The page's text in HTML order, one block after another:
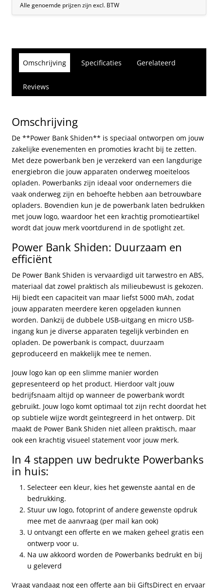
Alle genoemde prijzen zijn excl. BTW
Omschrijving Specificaties Gerelateerd
Reviews
Omschrijving
De **Power Bank Shiden** is speciaal ontworpen om jouw
zakelijke evenementen en promoties kracht bij te zetten.
Met deze powerbank ben je verzekerd van een langdurige
energiebron die jouw apparaten onderweg moeiteloos
opladen. Powerbanks zijn ideaal voor ondernemers die
vaak onderweg zijn en behoefte hebben aan betrouwbare
opladers. Bovendien kun je de powerbank laten bedrukken
met jouw logo, waardoor het een krachtig promotieartikel
wordt dat jouw merk voortdurend in de spotlight zet.
Power Bank Shiden: Duurzaam en
efficiënt
De Power Bank Shiden is vervaardigd uit tarwestro en ABS,
materiaal dat zowel praktisch als milieubewust is gekozen.
Hij biedt een capaciteit van maar liefst 5000 mAh, zodat
jouw apparaten meerdere keren opgeladen kunnen
worden. Dankzij de dubbele USB-uitgang en micro USB-
ingang kun je diverse apparaten tegelijk verbinden en
opladen. De powerbank is compact, duurzaam
geproduceerd en makkelijk mee te nemen.
Jouw logo kan op een slimme manier worden
gepresenteerd op het product. Hierdoor valt jouw
bedrijfsnaam altijd op wanneer de powerbank wordt
gebruikt. Jouw logo komt optimaal tot zijn recht doordat het
op subtiele wijze wordt geïntegreerd in het ontwerp. Dit
maakt de Power Bank Shiden niet alleen praktisch, maar
ook een krachtig visueel statement voor jouw merk.
In 4 stappen uw bedrukte Powerbanks
in huis:
Selecteer een kleur, kies het gewenste aantal en de
bedrukking.
Stuur uw logo, fotoprint of andere gewenste opdruk
mee met de aanvraag (per mail kan ook)
U ontvangt een offerte en we maken geheel gratis een
ontwerp voor u.
Na uw akkoord worden de Powerbanks bedrukt en bij
u geleverd
Vraag vandaag nog een offerte aan bij GiftsDirect en ervaar